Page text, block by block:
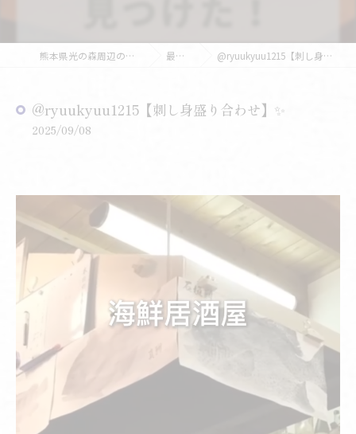
熊本県光の森周辺の海鮮なら琉球 最新情報 @ryuukyuu1215【刺し身盛り合わせ】✨️
@ryuukyuu1215【刺し身盛り合わせ】✨️
2025/09/08